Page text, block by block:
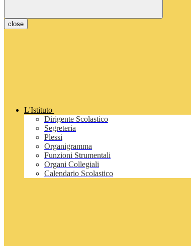
close
L'Istituto
Dirigente Scolastico
Segreteria
Plessi
Organigramma
Funzioni Strumentali
Organi Collegiali
Calendario Scolastico